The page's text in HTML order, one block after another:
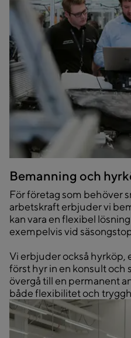
Bemanning och
För företag som behöver
arbetskraft erbjuder vi
kan vara en flexibel
exempelvis vid
Vi erbjuder också hyrköp,
först hyr in en konsult och
övergå till en permanent
både flexibilitet och